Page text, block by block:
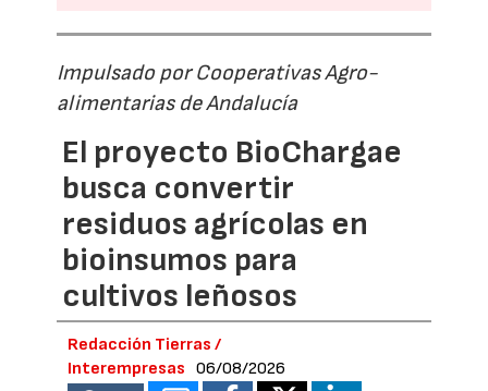
Impulsado por Cooperativas Agro-
alimentarias de Andalucía
El proyecto BioChargae
busca convertir
residuos agrícolas en
bioinsumos para
cultivos leñosos
Redacción Tierras /
Interempresas
06/08/2026